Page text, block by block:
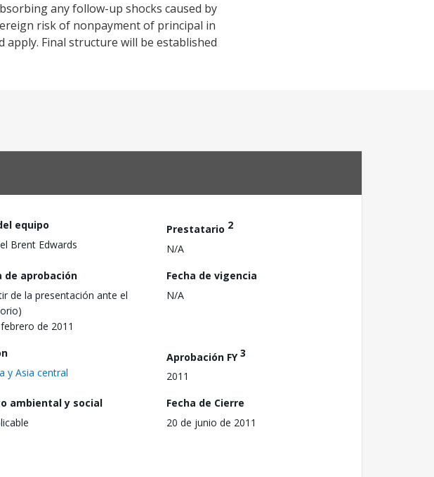
any follow-up shocks caused by
risk of nonpayment of principal in
apply. Final structure will be established
equipo
Brent Edwards
Prestatario 2
N/A
de aprobación
de la presentación ante el
de 2011
Fecha de vigencia
N/A
y Asia central
Aprobación FY3
2011
ambiental y social
Fecha de Cierre
20 de junio de 2011